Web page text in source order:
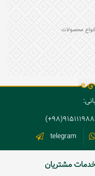
telegram
مشتریان